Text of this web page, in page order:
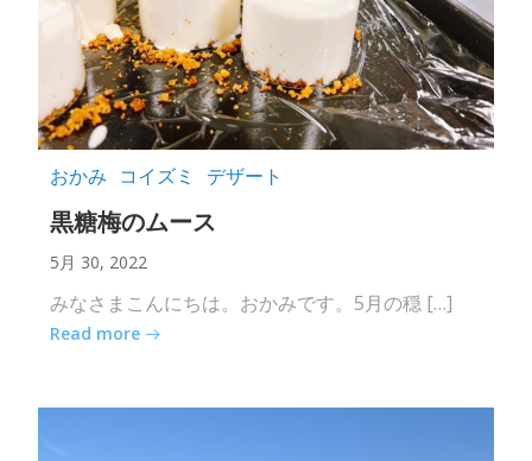
おかみ コイズミ デザート
黒糖梅のムース
5月 30, 2022
みなさまこんにちは。おかみです。5月の穏 […]
Read more